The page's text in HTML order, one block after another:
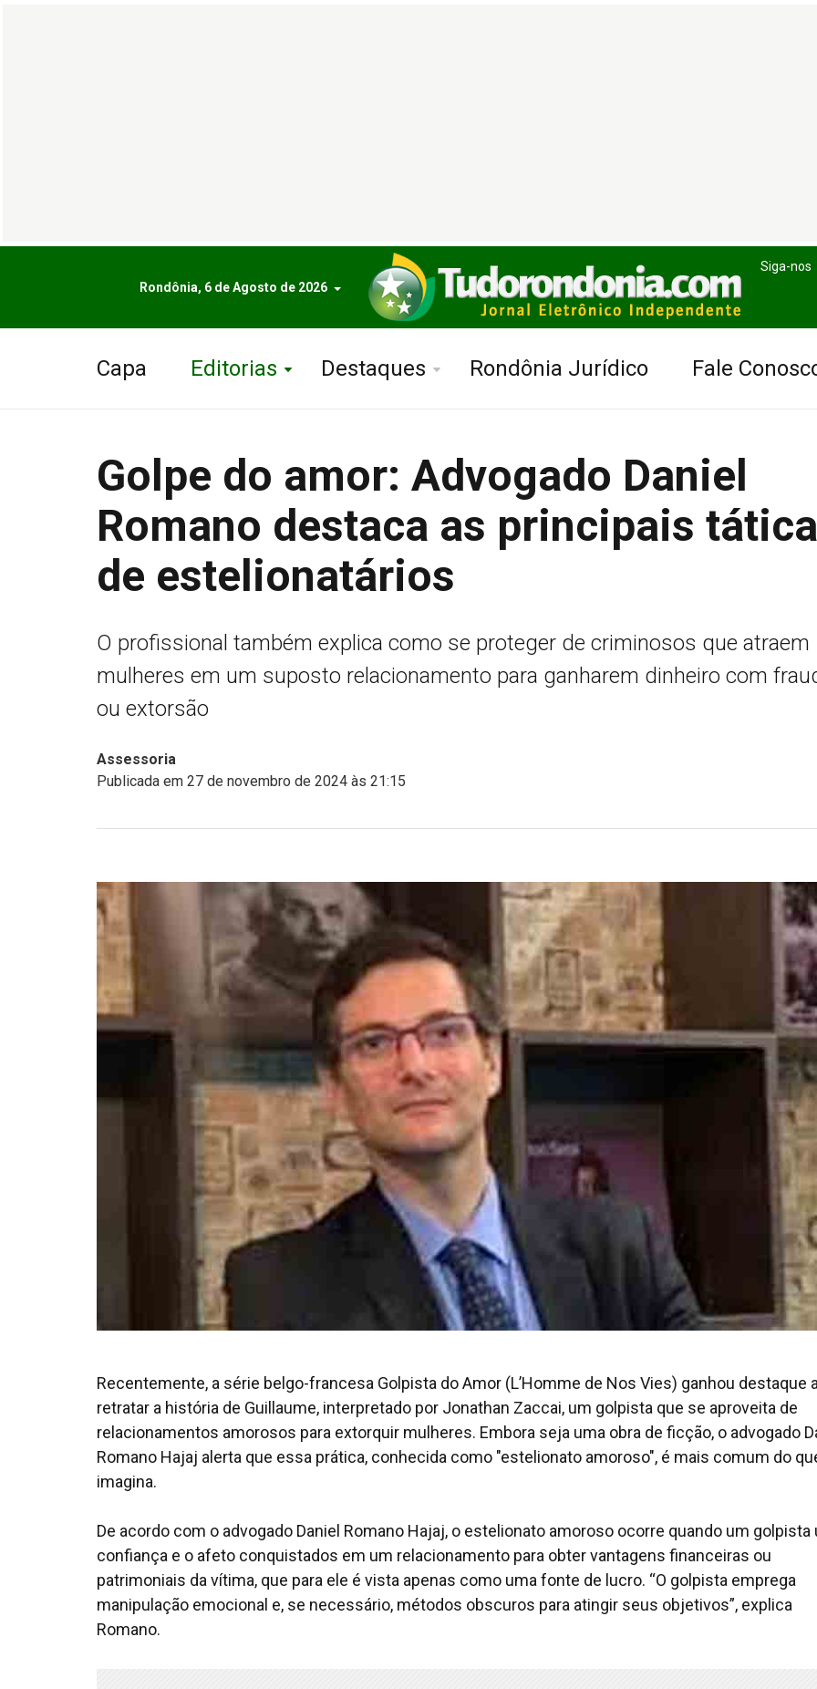
Rondônia, 6 de Agosto de 2026
Siga-nos
Capa Editorias Destaques Rondônia Jurídico Fale
Golpe do amor: Advogado Daniel
Romano destaca as principais
de estelionatários
O profissional também explica como se proteger de criminosos que atraem
mulheres em um suposto relacionamento para ganharem dinheiro com
ou extorsão
Assessoria
Publicada em 27 de novembro de 2024 às 21:15
Recentemente, a série belgo-francesa Golpista do Amor (L’Homme de Nos Vies) ganhou destaque
retratar a história de Guillaume, interpretado por Jonathan Zaccai, um golpista que se aproveita de
relacionamentos amorosos para extorquir mulheres. Embora seja uma obra de ficção, o advogado
Romano Hajaj alerta que essa prática, conhecida como "estelionato amoroso", é mais comum do
imagina.
De acordo com o advogado Daniel Romano Hajaj, o estelionato amoroso ocorre quando um golpista
confiança e o afeto conquistados em um relacionamento para obter vantagens financeiras ou
patrimoniais da vítima, que para ele é vista apenas como uma fonte de lucro. “O golpista emprega
manipulação emocional e, se necessário, métodos obscuros para atingir seus objetivos”, explica
Romano.